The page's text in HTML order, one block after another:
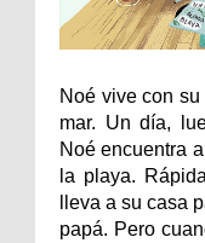
Noé vive con
mar. Un día,
Noé encuentra
la playa.
lleva a su casa
papá. Pero